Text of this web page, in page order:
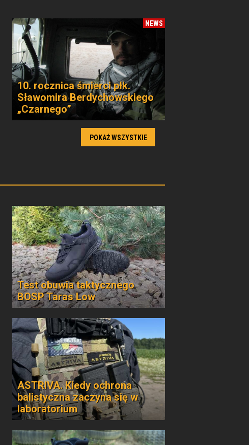
NEWS
10. rocznica śmierci płk.
Sławomira Berdychowskiego
„Czarnego”
POKAŻ WSZYSTKIE
Test obuwia taktycznego
BOSP Taras Low
ASTRIVA. Kiedy ochrona
balistyczna zaczyna się w
laboratorium